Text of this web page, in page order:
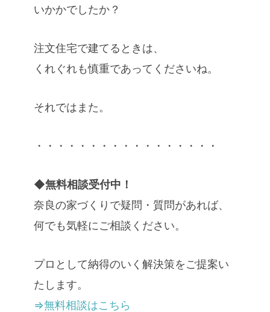
いかかでしたか？
注文住宅で建てるときは、
くれぐれも慎重であってくださいね。
それではまた。
・・・・・・・・・・・・・・・・・
◆無料相談受付中！
奈良の家づくりで疑問・質問があれば、
何でも気軽にご相談ください。
プロとして納得のいく解決策をご提案い
たします。
⇒無料相談はこちら